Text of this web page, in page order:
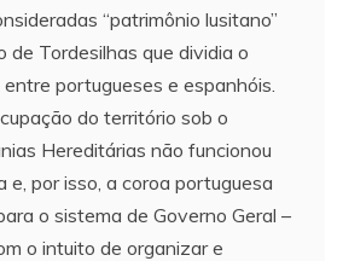
“patrimônio lusitano”
de Tordesilhas que dividia o
portugueses e espanhóis.
do território sob o
Hereditárias não funcionou
e, por isso, a coroa portuguesa
o sistema de Governo Geral –
o intuito de organizar e